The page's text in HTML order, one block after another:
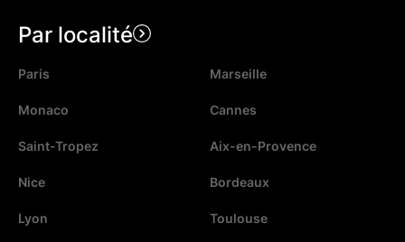
Par localité
Paris Marseille
Monaco Cannes
Saint-Tropez Aix-en-Provence
Nice Bordeaux
Lyon Toulouse